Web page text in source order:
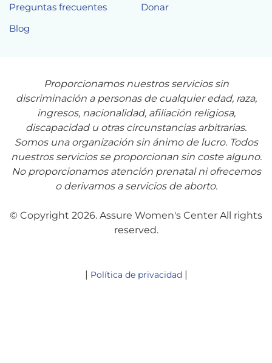
Preguntas frecuentes
Blog
Donar
Proporcionamos nuestros servicios sin
discriminación a personas de cualquier edad, raza,
ingresos, nacionalidad, afiliación religiosa,
discapacidad u otras circunstancias arbitrarias.
Somos una organización sin ánimo de lucro. Todos
nuestros servicios se proporcionan sin coste alguno.
No proporcionamos atención prenatal ni ofrecemos
o derivamos a servicios de aborto.
© Copyright 2026. Assure Women's Center All rights
reserved.
| Política de privacidad|